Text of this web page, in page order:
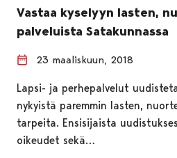
Vastaa kyselyyn lasten,
palveluista Satakunnassa
23 maaliskuun, 2018
Lapsi- ja perhepalvelut
nykyistä paremmin lasten,
tarpeita. Ensisijaista
oikeudet sekä…